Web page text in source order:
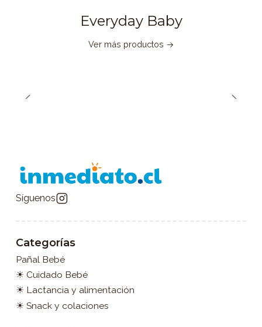
Everyday Baby
Ver más productos
Síguenos
Categorías
Pañal Bebé
☀ Cuidado Bebé
☀ Lactancia y alimentación
☀ Snack y colaciones